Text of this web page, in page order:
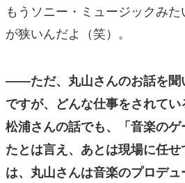
もうソニー・ミュージックみ
が狭いんだよ（笑）。
――ただ、丸山さんのお話を聞
ですが、どんな仕事をされて
松浦さんの話でも、「音楽の
たとは言え、あとは現場に任
は、丸山さんは音楽のプロデ